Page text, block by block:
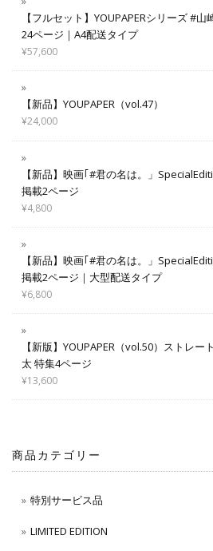
【フルセット】YOUPAPERシリーズ #
24ページ｜A4配送タイプ
¥57,600
【新品】YOUPAPER（vol.47）
¥24,000
【新品】映画｢#君の名は。」
掲載2ページ
¥4,800
【新品】映画｢#君の名は。」
掲載2ページ｜大型配送タイプ
¥6,800
【新版】YOUPAPER（vol.50）ストレー
太 特集4ページ
¥13,600
商品カテゴリー
特別サービス品
LIMITED EDITION